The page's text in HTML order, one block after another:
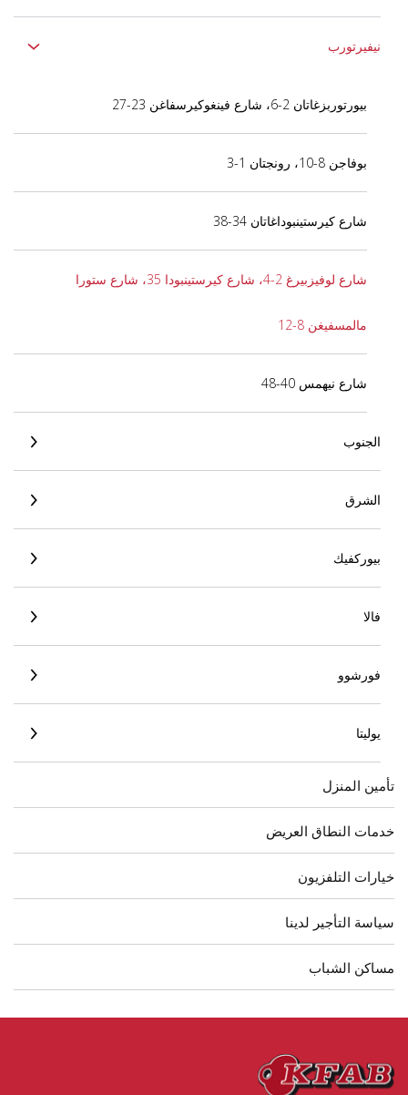
نيفيرتورب
بيورتوربزغاتان 2-6، شارع فينغوكيرسفاغن 23-27
بوفاجن 8-10، رونجتان 1-3
شارع كيرستينبوداغاتان 34-38
شارع لوفيزبيرغ 2-4، شارع كيرستينبودا 35، شارع ستورا
مالمسفيغن 8-12
شارع نيهمس 40-48
الجنوب
الشرق
بيوركفيك
فالا
فورشوو
يوليتا
تأمين المنزل
خدمات النطاق العريض
خيارات التلفزيون
سياسة التأجير لدينا
مساكن الشباب